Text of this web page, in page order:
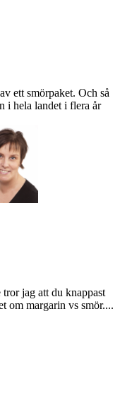
ett smörpaket. Och så
i hela landet i flera år
jag att du knappast
om margarin vs smör....